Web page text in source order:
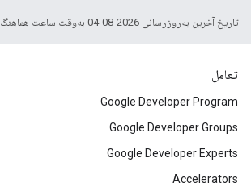
تاریخ آخرین به‌روزرسانی 2026-08-04 به‌وقت ساعت هماهنگ جهانی.
تعامل
Google Developer Program
Google Developer Groups
Google Developer Experts
Accelerators